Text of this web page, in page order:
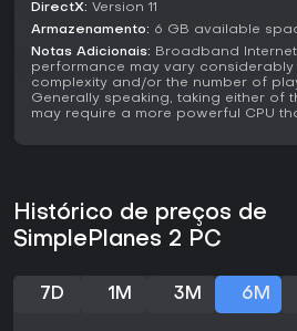
dando acesso a uma biblioteca de
usuários para uso imediato.
efeitos subaquáticos detalhados,
construções e aventuras náuticas.
Comentários de playtests e demos
ferramentas de construção e a
vendo-o como sucessor à altura
novos motores e ambientes
DirectX: Version 11
Armazenamento: 6 GB available
Notas Adicionais: Broadband
performance may vary
complexity and/or the number of
Generally speaking, taking either of
may require a more powerful CPU
Histórico de preços de
SimplePlanes 2 PC
7D 1M 3M 6M